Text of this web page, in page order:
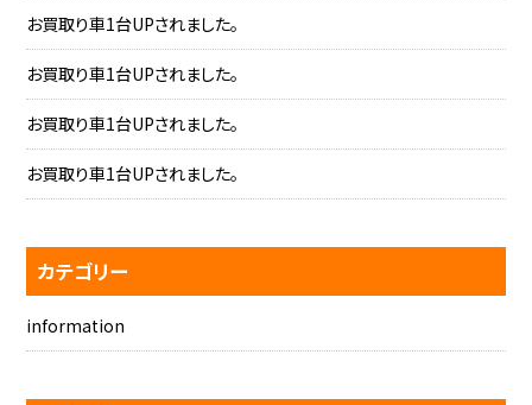
お買取り車1台UPされました。
お買取り車1台UPされました。
お買取り車1台UPされました。
お買取り車1台UPされました。
カテゴリー
information